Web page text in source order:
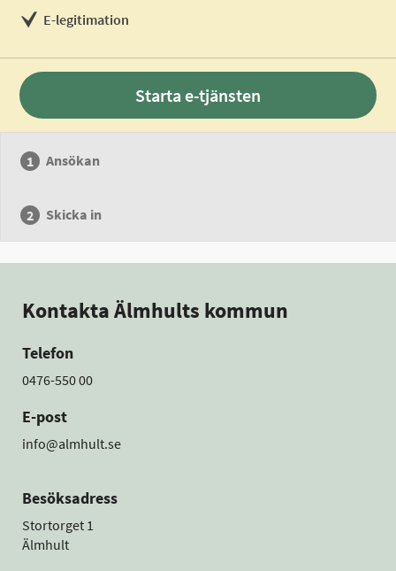
E-legitimation
Starta e-tjänsten
Ansökan
Skicka in
Kontakta Älmhults kommun
Telefon
0476-550 00
E-post
info@almhult.se
Besöksadress
Stortorget 1
Älmhult